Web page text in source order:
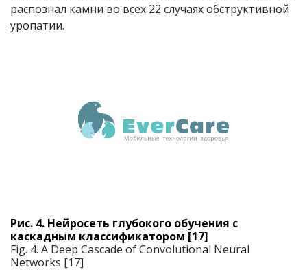
распознал камни во всех 22 случаях обструктивной
уропатии.
Рис. 4. Нейросеть глубокого обучения с
каскадным классификатором [17]
Fig. 4. A Deep Cascade of Convolutional Neural
Networks [17]